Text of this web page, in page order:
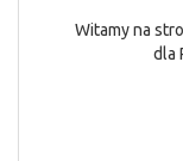
Witamy na
dla